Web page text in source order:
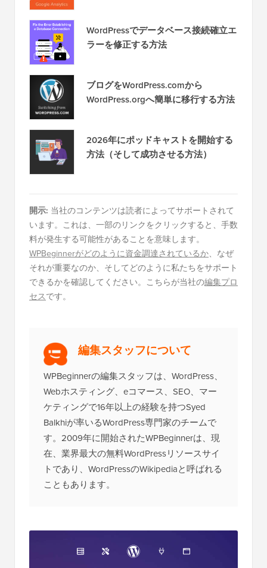
WordPressでデータベース接続確立エ
ラーを修正する方法
ブログをWordPress.comから
WordPress.orgへ簡単に移行する方法
2026年にポッドキャストを開始する
方法（そして成功させる方法）
開示: 当社のコンテンツは読者によってサポートされて
います。これは、一部のリンクをクリックすると、手数
料が発生する可能性があることを意味します。
WPBeginnerがどのように資金調達されているか、なぜ
それが重要なのか、そしてどのように私たちをサポート
できるかを確認してください。こちらが当社の編集プロ
セスです。
編集スタッフについて
WPBeginnerの編集スタッフは、WordPress、
Webホスティング、eコマース、SEO、マー
ケティングで16年以上の経験を持つSyed
Balkhiが率いるWordPress専門家のチームで
す。2009年に開始されたWPBeginnerは、現
在、業界最大の無料WordPressリソースサイ
トであり、WordPressのWikipediaと呼ばれる
こともあります。